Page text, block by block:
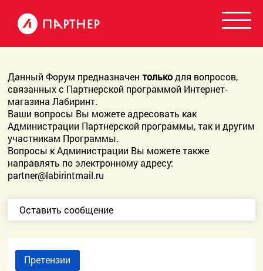
Данный Форум предназначентолькодля вопросов,
связанных с Партнерской программой Интернет-
магазина Лабиринт.
Ваши вопросы Вы можете адресовать как
Администрации Партнерской программы, так и другим
участникам Программы.
Вопросы к Администрации Вы можете также
направлять по электронному адресу:
partner@labirintmail.ru
Оставить сообщение
Претензии